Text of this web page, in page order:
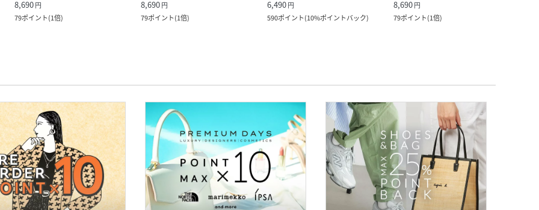
8,690円
79ポイント(1倍)
8,690円
79ポイント(1倍)
6,490円
590ポイント(10%ポイントバック)
8,690円
79ポイント(1倍)